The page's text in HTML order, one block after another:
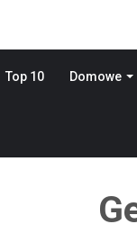
Top 10 Domowe